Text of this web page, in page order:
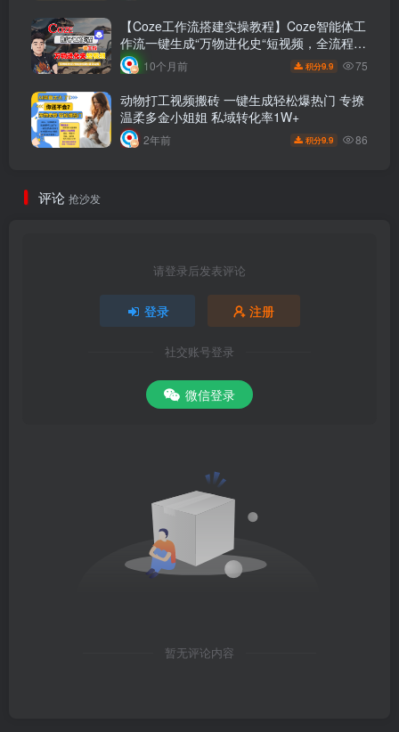
【Coze工作流搭建实操教程】Coze智能体工
作流一键生成“万物进化史“短视频，全流程保
姆级教学—AI视频制作教程_AI创作_AI短片
_AI脚本_AI绘画_AIGC人工智能！
10个月前 积分9.9 75
动物打工视频搬砖 一键生成轻松爆热门 专撩
温柔多金小姐姐 私域转化率1W+
2年前 积分9.9 86
评论 抢沙发
请登录后发表评论
登录 注册
社交账号登录
微信登录
暂无评论内容